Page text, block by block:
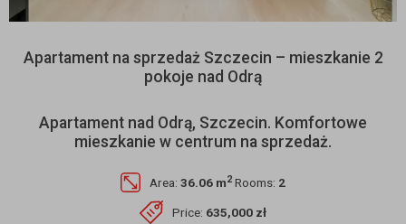
Apartament na sprzedaż Szczecin – mieszkanie 2
pokoje nad Odrą
Apartament nad Odrą, Szczecin. Komfortowe
mieszkanie w centrum na sprzedaż.
Area: 36.06 m2 Rooms: 2
Price: 635,000 zł